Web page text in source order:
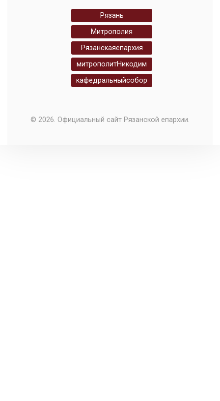
Рязань
Митрополия
Рязанскаяепархия
митрополитНикодим
кафедральныйсобор
© 2026. Официальный сайт Рязанской епархии.